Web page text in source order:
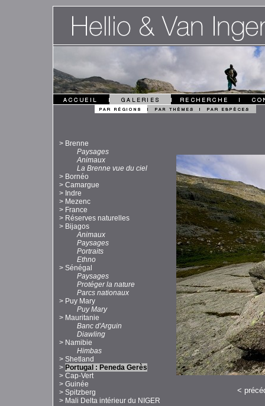
> Brenne
Paysages
Animaux
La Brenne vue du ciel
> Bornéo
> Camargue
> Indre
> Mezenc
> France
> Réserves naturelles
> Bijagos
Animaux
Paysages
Portraits
Ethno
> Sénégal
Paysages
Protéger la nature
Parcs nationaux
> Puy Mary
Puy Mary
> Mauritanie
Banc d'Arguin
Diawling
> Namibie
Himbas
> Shetland
> Portugal : Peneda Gerès
> Cap-Vert
> Guinée
> Spitzberg
> Mali Delta intérieur du NIGER
<